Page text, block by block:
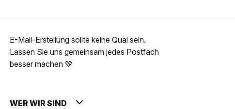
E-Mail-Erstellung sollte keine Qual sein.
Lassen Sie uns gemeinsam jedes Postfach
besser machen 💚
WER WIR SIND